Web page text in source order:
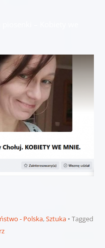
- Polska,Sztuka
Tagged